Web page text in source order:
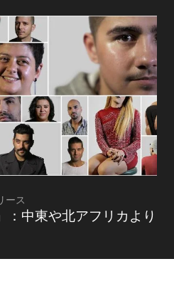
ース
：中東や北アフリカより